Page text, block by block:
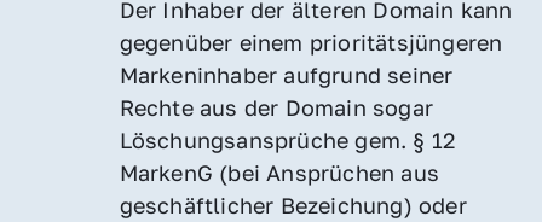
Der Inhaber der älteren Domain kann
gegenüber einem prioritätsjüngeren
Markeninhaber aufgrund seiner
Rechte aus der Domain sogar
Löschungsansprüche gem. § 12
MarkenG (bei Ansprüchen aus
geschäftlicher Bezeichung) oder